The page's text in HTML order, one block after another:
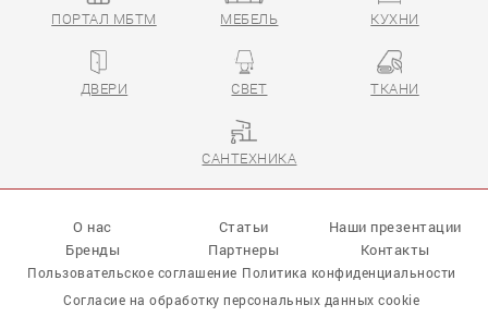
ПОРТАЛ МБТМ МЕБЕЛЬ КУХНИ
ДВЕРИ СВЕТ ТКАНИ
САНТЕХНИКА
О нас Статьи
Наши презентации
Бренды
Партнеры Контакты
Пользовательское соглашение Политика конфиденциальности
Согласие на обработку персональных данных cookie